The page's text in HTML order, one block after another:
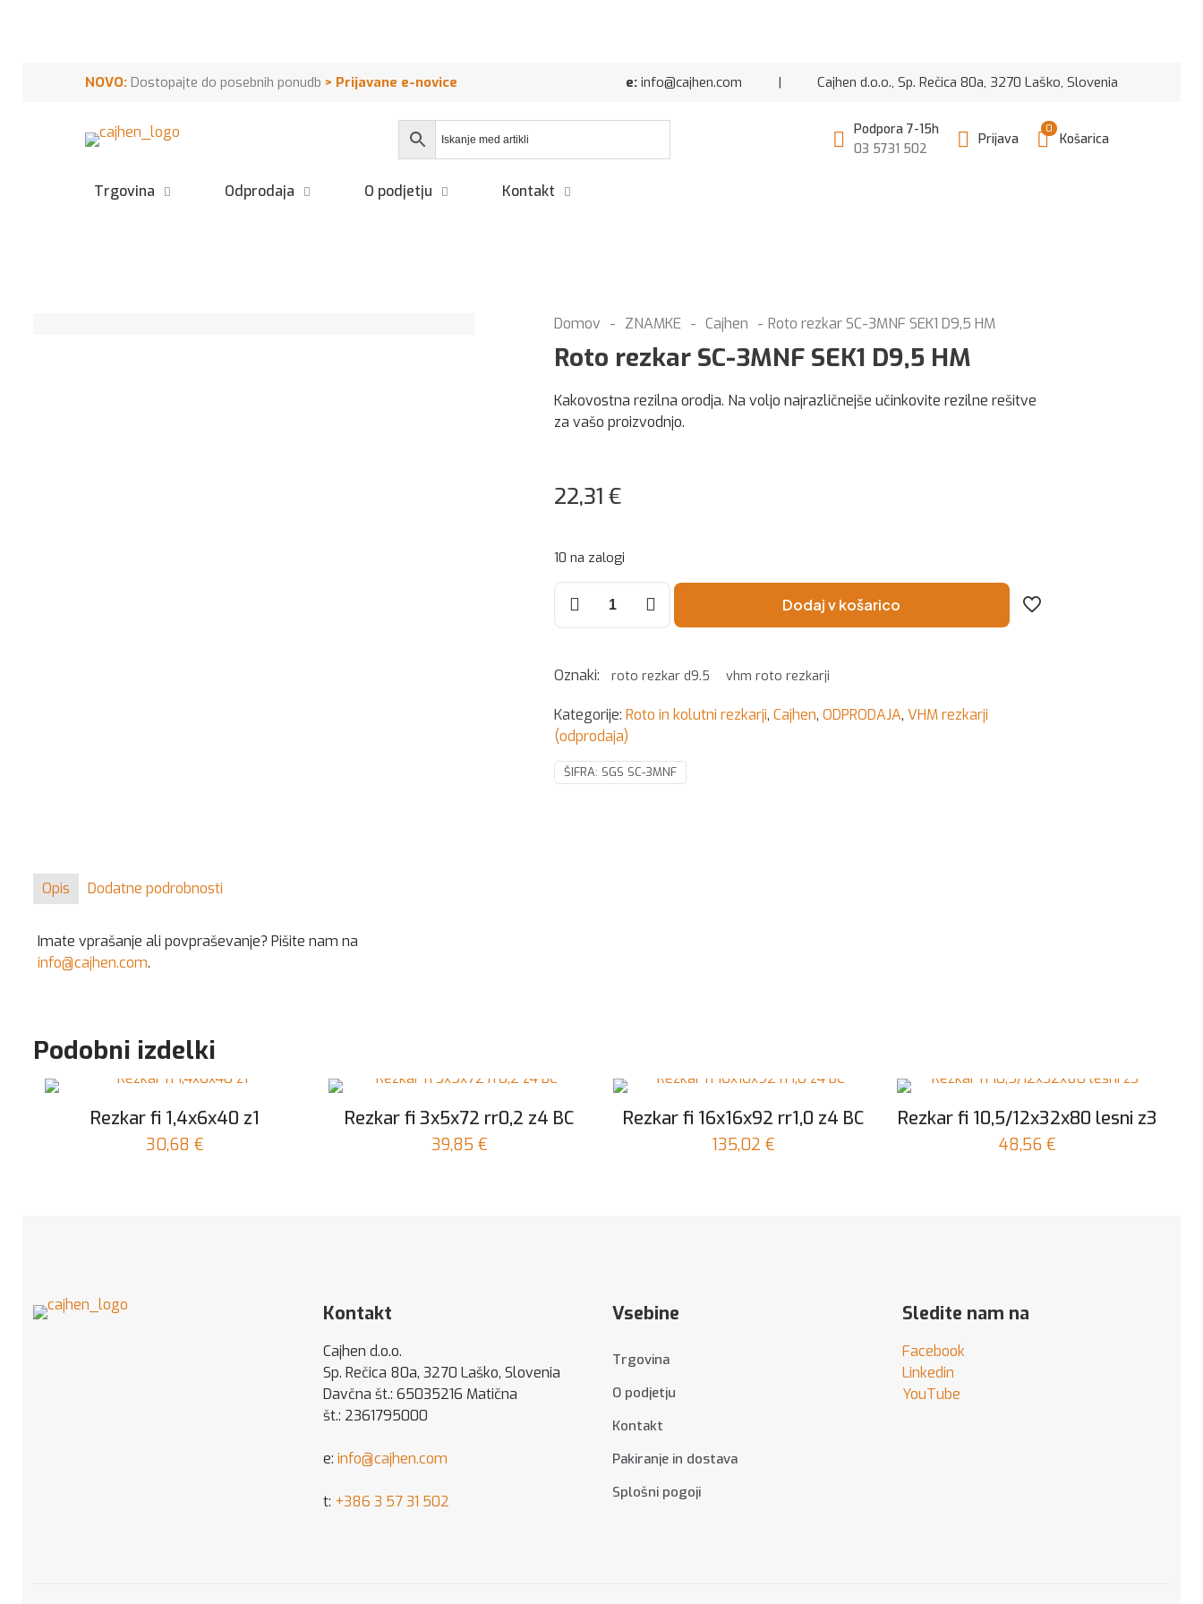
NOVO:Dostopajte do posebnih ponudb > Prijavane e-novice e: info@cajhen.com | Cajhen d.o.o., Sp. Rečica 80a, 3270 Laško, Slovenia
Podpora 7-15h
03 5731 502
Prijava
0
Košarica
Trgovina Odprodaja O podjetju Kontakt
Domov - ZNAMKE - Cajhen - Roto rezkar SC-3MNF SEK1 D9,5 HM
Roto rezkar SC-3MNF SEK1 D9,5 HM
Kakovostna rezilna orodja. Na voljo najrazličnejše učinkovite rezilne rešitve
za vašo proizvodnjo.
22,31€
10 na zalogi
Roto
rezkar
SC-
SEK1
HM
količina
Dodaj v košarico
Oznaki: roto rezkar d9.5 vhm roto rezkarji
Kategorije:Roto in kolutni rezkarji,Cajhen,ODPRODAJA,VHM rezkarji
(odprodaja)
ŠIFRA: SGS SC-3MNF
Opis Dodatne podrobnosti
Imate vprašanje ali povpraševanje? Pišite nam na
info@cajhen.com.
Podobni izdelki
Rezkar fi 1,4x6x40 z1
30,68€
Rezkar fi 3x5x72 rr0,2 z4 BC
39,85 €
Rezkar fi 16x16x92 rr1,0 z4 BC
135,02€
Rezkar fi 10,5/12x32x80 lesni z3
48,56€
Kontakt
Cajhen d.o.o.
Sp. Rečica 80a, 3270 Laško, Slovenia
Davčna št.: 65035216 Matična
št.: 2361795000
e: info@cajhen.com
t: +386 3 57 31 502
Vsebine
Trgovina
O podjetju
Kontakt
Pakiranje in dostava
Splošni pogoji
Sledite nam na
Facebook
Linkedin
YouTube